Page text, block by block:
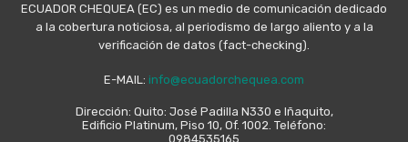
ECUADOR CHEQUEA (EC) es un medio de comunicación dedicado
a la cobertura noticiosa, al periodismo de largo aliento y a la
verificación de datos (fact-checking).
E-MAIL: info@ecuadorchequea.com
Dirección: Quito: José Padilla N330 e Iñaquito,
Edificio Platinum, Piso 10, Of. 1002. Teléfono:
0984535165